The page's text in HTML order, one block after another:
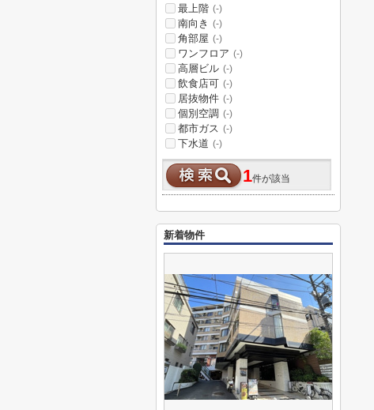
最上階 (-)
南向き (-)
角部屋 (-)
ワンフロア (-)
高層ビル (-)
飲食店可 (-)
居抜物件 (-)
個別空調 (-)
都市ガス (-)
下水道 (-)
1件が該当
新着物件